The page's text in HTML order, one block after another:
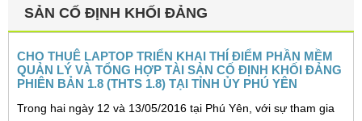
SẢN CỐ ĐỊNH KHỐI ĐẢNG
CHO THUÊ LAPTOP TRIỂN KHAI THÍ ĐIỂM PHẦN MỀM
QUẢN LÝ VÀ TỔNG HỢP TÀI SẢN CỐ ĐỊNH KHỐI ĐẢNG
PHIÊN BẢN 1.8 (THTS 1.8) TẠI TỈNH ỦY PHÚ YÊN
Trong hai ngày 12 và 13/05/2016 tại Phú Yên, với sự tham gia